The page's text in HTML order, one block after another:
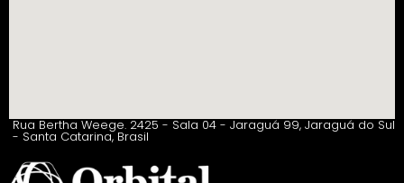
Rua Bertha Weege. 2425 - Sala 04 - Jaraguá 99, Jaraguá do Sul
- Santa Catarina, Brasil